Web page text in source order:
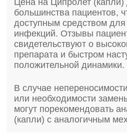
Цена на Ципролет (капли)
большинства пациентов,
доступным средством
инфекций. Отзывы
свидетельствуют о
препарата и быстром
положительной динамики.
В случае
или необходимости
могут порекомендовать
(капли) с аналогичным